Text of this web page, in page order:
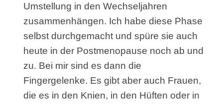
Umstellung in den Wechseljahren
zusammenhängen. Ich habe diese Phase
selbst durchgemacht und spüre sie auch
heute in der Postmenopause noch ab und
zu. Bei mir sind es dann die
Fingergelenke. Es gibt aber auch Frauen,
die es in den Knien, in den Hüften oder in